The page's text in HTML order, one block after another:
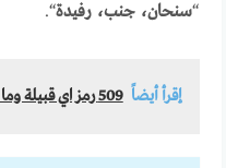
“سنحان، جنب، رفيدة“.
إقرأ أيضاً 509 رمز اي قبيلة وما هو نسبها وأهم فروعها وديرتها